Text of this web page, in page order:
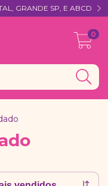
GRANDE SP, E ABCD
0